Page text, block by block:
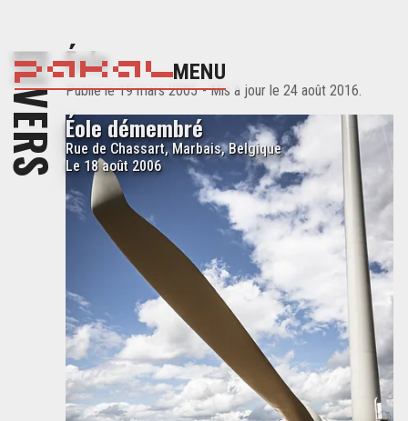
MENU
DIVERSÉole
Publiéle 19 mars 2005 - Mis à jour le 24 août 2016.
Éole démembré
Rue de Chassart, Marbais, Belgique
Le 18 août 2006